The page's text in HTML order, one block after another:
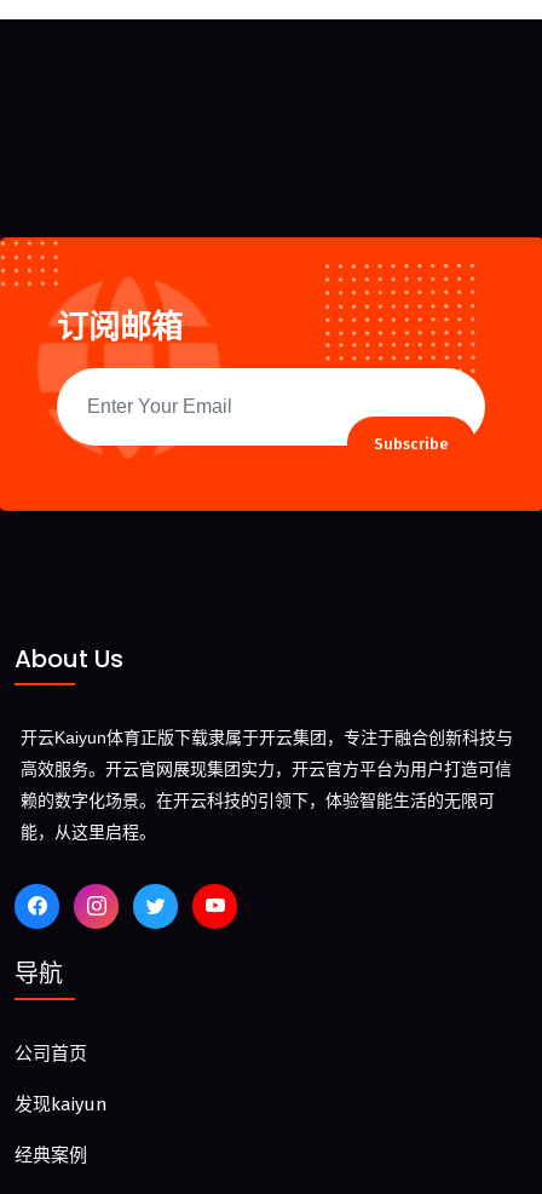
订阅邮箱
Subscribe
About Us
开云Kaiyun体育正版下载隶属于开云集团，专注于融合创新科技与
高效服务。开云官网展现集团实力，开云官方平台为用户打造可信
赖的数字化场景。在开云科技的引领下，体验智能生活的无限可
能，从这里启程。
导航
公司首页
发现kaiyun
经典案例